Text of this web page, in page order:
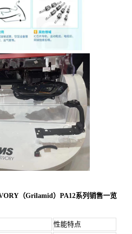
（Grilamid）PA12系列销售一览
性能特点